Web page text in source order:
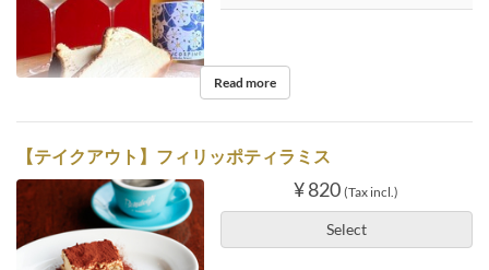
Read more
【テイクアウト】フィリッポティラミス
¥ 820 (Tax incl.)
Select